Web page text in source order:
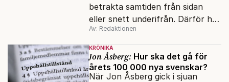
betrakta samtiden från sidan
eller snett underifrån. Därför har
mina reportage ofta handlat om
minoriteter och
värderingskonflikter, säger Lars
Åberg, ny krönikör på Fokus.
Av: Redaktionen
KRÖNIKA
Jon Åsberg: Hur ska det gå för
årets 100 000 nya svenskar?
När Jon Åsberg gick i sjuan